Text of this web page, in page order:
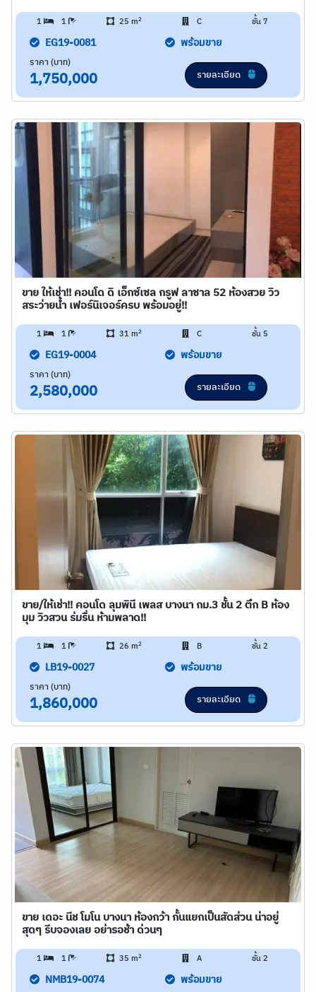
1 1 25 m2 C ชั้น 7
EG19-0081 พร้อมขาย
ราคา (บาท)
1,750,000 รายละเอียด
ขาย ให้เช่า!! คอนโด ดิ เอ็กซ์เซล กรูฟ ลาซาล 52 ห้องสวย วิว
สระว่ายน้ำ เฟอร์นิเจอร์ครบ พร้อมอยู่!!
1 1 31 m2 C ชั้น 5
EG19-0004 พร้อมขาย
ราคา (บาท)
2,580,000 รายละเอียด
ขาย/ให้เช่า!! คอนโด ลุมพินี เพลส บางนา กม.3 ชั้น 2 ตึก B ห้อง
มุม วิวสวน ร่มรื่น ห้ามพลาด!!
1 1 26 m2 B ชั้น 2
LB19-0027 พร้อมขาย
ราคา (บาท)
1,860,000 รายละเอียด
ขาย เดอะ นีช โมโน บางนา ห้องกว้า กั้นแยกเป็นสัดส่วน น่าอยู่
สุดๆ รีบจองเลย อย่ารอช้า ด่วนๆ
1 1 35 m2 A ชั้น 2
NMB19-0074 พร้อมขาย